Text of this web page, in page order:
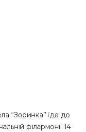
“Зоринка” їде до
філармонії 14